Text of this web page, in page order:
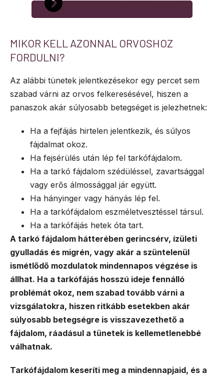
MIKOR KELL AZONNAL ORVOSHOZ
FORDULNI?
Az alábbi tünetek jelentkezésekor egy percet sem
szabad várni az orvos felkeresésével, hiszen a
panaszok akár súlyosabb betegséget is jelezhetnek:
Ha a fejfájás hirtelen jelentkezik, és súlyos
fájdalmat okoz.
Ha fejsérülés után lép fel tarkófájdalom.
Ha a tarkó fájdalom szédüléssel, zavartsággal
vagy erős álmossággal jár együtt.
Ha hányinger vagy hányás lép fel.
Ha a tarkófájdalom eszméletvesztéssel társul.
Ha a tarkófájás hetek óta tart.
A tarkó fájdalom hátterében gerincsérv, ízületi
gyulladás és migrén, vagy akár a szüntelenül
ismétlődő mozdulatok mindennapos végzése is
állhat. Ha a tarkófájás hosszú ideje fennálló
problémát okoz, nem szabad tovább várni a
vizsgálatokra, hiszen ritkább esetekben akár
súlyosabb betegségre is visszavezethető a
fájdalom, ráadásul a tünetek is kellemetlenebbé
válhatnak.
Tarkófájdalom keseríti meg a mindennapjaid, és a